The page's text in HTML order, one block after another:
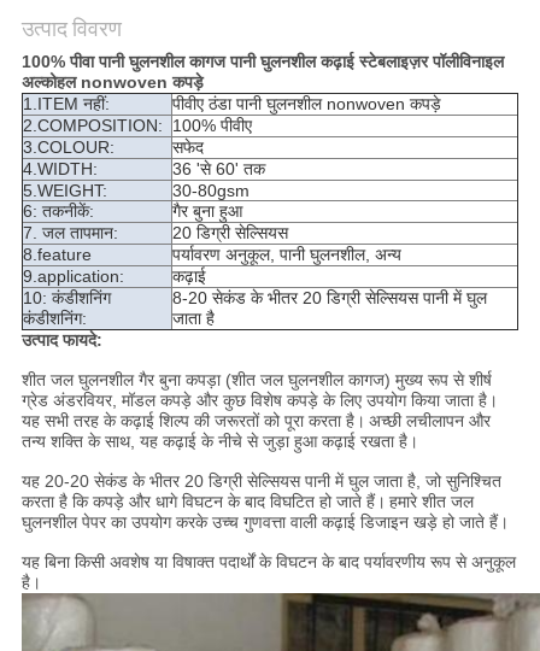
उत्पाद विवरण
100% पीवा पानी घुलनशील कागज पानी घुलनशील कढ़ाई स्टेबलाइज़र पॉलीविनाइल
अल्कोहल nonwoven कपड़े
1.ITEM नहीं:
पीवीए ठंडा पानी घुलनशील nonwoven कपड़े
2.COMPOSITION:
100% पीवीए
3.COLOUR:
सफेद
4.WIDTH:
36 'से 60' तक
5.WEIGHT:
30-80gsm
6: तकनीकें:
गैर बुना हुआ
7. जल तापमान:
20 डिग्री सेल्सियस
8.feature
पर्यावरण अनुकूल, पानी घुलनशील, अन्य
9.application:
कढ़ाई
10: कंडीशनिंग
कंडीशनिंग:
8-20 सेकंड के भीतर 20 डिग्री सेल्सियस पानी में घुल
जाता है
उत्पाद फायदे:
शीत जल घुलनशील गैर बुना कपड़ा (शीत जल घुलनशील कागज) मुख्य रूप से शीर्ष
ग्रेड अंडरवियर, मॉडल कपड़े और कुछ विशेष कपड़े के लिए उपयोग किया जाता है।
यह सभी तरह के कढ़ाई शिल्प की जरूरतों को पूरा करता है। अच्छी लचीलापन और
तन्य शक्ति के साथ, यह कढ़ाई के नीचे से जुड़ा हुआ कढ़ाई रखता है।
यह 20-20 सेकंड के भीतर 20 डिग्री सेल्सियस पानी में घुल जाता है, जो सुनिश्चित
करता है कि कपड़े और धागे विघटन के बाद विघटित हो जाते हैं। हमारे शीत जल
घुलनशील पेपर का उपयोग करके उच्च गुणवत्ता वाली कढ़ाई डिजाइन खड़े हो जाते हैं।
यह बिना किसी अवशेष या विषाक्त पदार्थों के विघटन के बाद पर्यावरणीय रूप से अनुकूल
है।